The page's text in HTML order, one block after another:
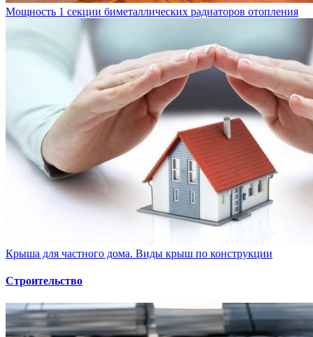
Мощность 1 секции биметаллических радиаторов отопления
Крыша для частного дома. Виды крыш по конструкции
Строительство